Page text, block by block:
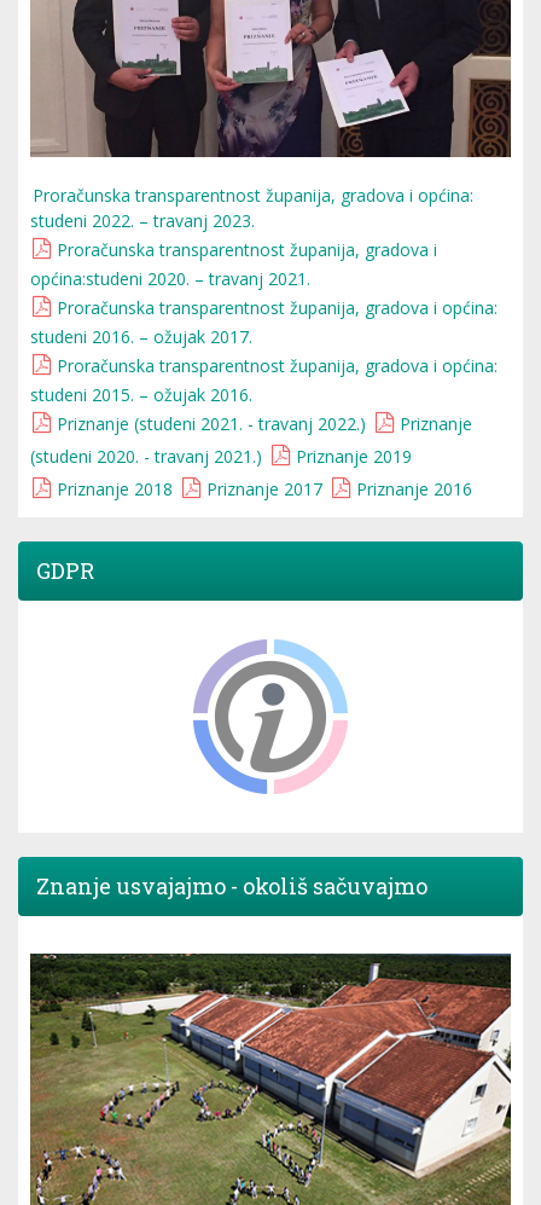
Proračunska transparentnost županija, gradova i općina:
studeni 2022. – travanj 2023.
Proračunska transparentnost županija, gradova i
općina:studeni 2020. – travanj 2021.
Proračunska transparentnost županija, gradova i općina:
studeni 2016. – ožujak 2017.
Proračunska transparentnost županija, gradova i općina:
studeni 2015. – ožujak 2016.
Priznanje (studeni 2021. - travanj 2022.)
Priznanje
(studeni 2020. - travanj 2021.)
Priznanje 2019
Priznanje 2018
Priznanje 2017 Priznanje 2016
GDPR
Znanje usvajajmo - okoliš sačuvajmo